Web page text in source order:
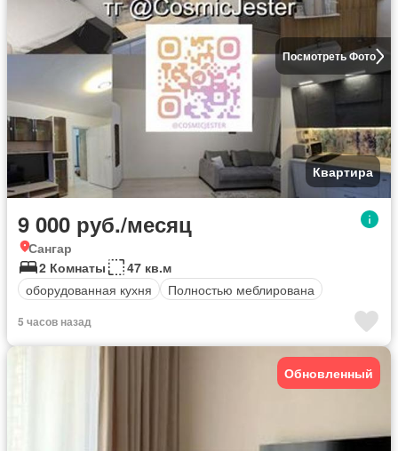
Посмотреть Фото
Квартира
9 000 руб./месяц
Сангар
2 Комнаты
47 кв.м
оборудованная кухня
Полностью меблирована
5 часов назад
Обновленный